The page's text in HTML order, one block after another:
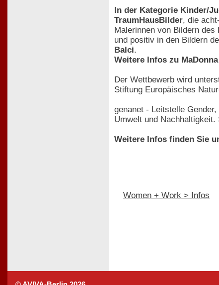
In der Kategorie Kinder/
TraumHausBilder, die
Malerinnen von Bildern
und positiv in den Bildern
Balci.
Weitere Infos zu
Der Wettbewerb wird
Stiftung Europäisches
genanet - Leitstelle
Umwelt und
Weitere Infos finden Sie
Women + Work > Infos